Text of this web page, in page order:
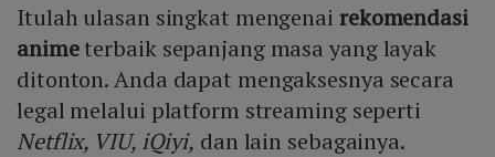
Itulah ulasan singkat mengenai rekomendasi
animeterbaik sepanjang masa yang layak
ditonton. Anda dapat mengaksesnya secara
legal melalui platform streaming seperti
Netflix, VIU, iQiyi, dan lain sebagainya.